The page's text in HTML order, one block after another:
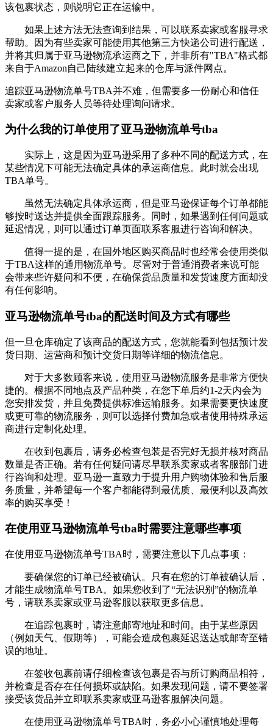
该包裹状态，则说明它正在运输中。
如果上述方法无法查询到结果，可以联系卖家或客服寻求
帮助。因为有些卖家可能使用其他第三方快递公司进行配送，
并将其归属于亚马逊物流承运商之下，并非所有"TBA"格式都
来自于Amazon自己陆续建立起来的仓库与派件网点。
追踪亚马逊物流单号TBA并不难，但需要多一份耐心和信任
卖家或客户服务人员等待处理询问请求。
为什么我的订单使用了亚马逊物流单号tba
实际上，这是因为亚马逊采用了多种不同的配送方式，在
某些情况下可能无法确定具体的承运商信息。此时就会出现
TBA单号。
虽然无法确定具体承运商，但是亚马逊保证每个订单都能
够按时送达并提供全面跟踪服务。同时，如果遇到任何问题或
延迟情况，则可以通过订单页面联系客服进行咨询和解决。
值得一提的是，在国外地区购买商品时也经常会使用类似
于TBA这样的通用物流单号。尽管对于普通消费者来说可能
会带来些许疑问和不便，在确保货品质量和发货速度方面却没
有任何影响。
亚马逊物流单号tba的配送时间及方式有哪些
但一旦仓库确定了该商品的配送方式，您就能看到包括预计发
货日期、运营商和预计交货日期等详细的物流信息。
对于大多数顾客来说，使用亚马逊物流服务是非常方便快
捷的。根据不同地点及产品种类，在您下单后约1-2天内会为
您安排发货，并且免费提供标准运输服务。如果需要更快速度
或更可靠的物流服务，则可以选择付费加急或者使用特殊承运
商进行定制化处理。
在收到包裹后，请务必检查包装是否完好无损并核对商品
数量是否正确。若有任何疑问请尽早联系卖家或者客服部门进
行咨询和处理。亚马逊一直致力于提升用户购物体验和售后服
务质量，并希望每一个客户都能得到最优质、最便利以及高效
率的购买享受！
在使用亚马逊物流单号tba时需要注意哪些事项
在使用亚马逊物流单号TBA时，需要注意以下几点事项：
要确保您的订单已经被确认。只有在您的订单被确认后，
才能生成物流单号TBA。如果您收到了“无法识别”的物流单
号，请联系卖家或亚马逊客服以获取更多信息。
在追踪包裹时，请注意邮寄地址和时间。由于某些原因
（例如天气、假期等），可能会造成包裹延迟送达或邮寄至错
误的地址。
在签收包裹前请仔细检查该包裹是否与所订购商品相符，
并检查是否存在任何损坏或缺陷。如果发现问题，请不要签署
接受该货品并立即联系卖家或亚马逊客服解决问题。
在使用亚马逊物流单号TBA时，务必小心谨慎地处理每